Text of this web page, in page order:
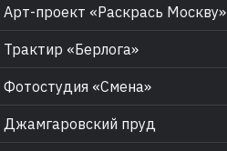
Арт-проект «Раскрась Москву»
Трактир «Берлога»
Фотостудия «Смена»
Джамгаровский пруд